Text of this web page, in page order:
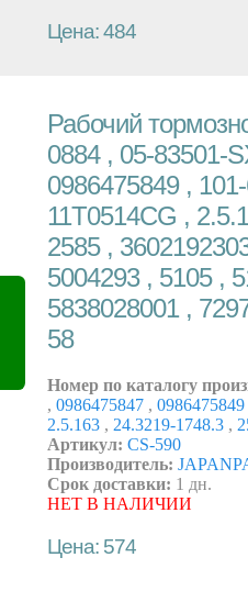
Цена: 484
Рабочий
0884 , 05-83501-
0986475849 ,
11T0514CG ,
2585 ,
5004293 , 5105 ,
5838028001 ,
58
Номер по каталогу
, 0986475847 , 0986475849
2.5.163 , 24.3219-1748.3 ,
Артикул: CS-590
Производитель:
Срок доставки: 1 дн.
НЕТ В НАЛИЧИИ
Цена: 574